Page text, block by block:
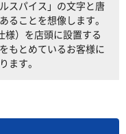
スパイス」の文字と唐
ることを想像します。
様）を店頭に設置する
もとめているお客様に
ます。